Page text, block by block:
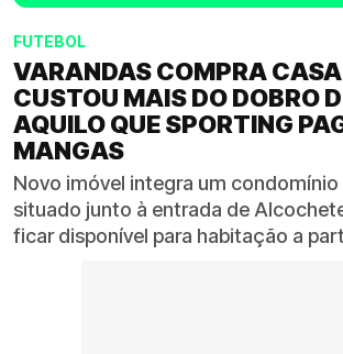
FUTEBOL
VARANDAS COMPRA CASA
CUSTOU MAIS DO DOBRO
AQUILO QUE SPORTING
MANGAS
Novo imóvel integra um condomínio
situado junto à entrada de
ficar disponível para habitação a